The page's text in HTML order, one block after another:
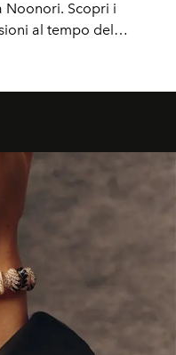
Noonori. Scopri i
al tempo del